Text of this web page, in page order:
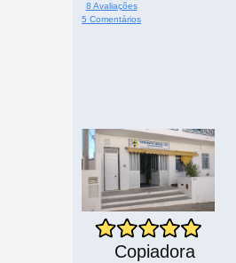
8 Avaliações
5 Comentários
Copiadora